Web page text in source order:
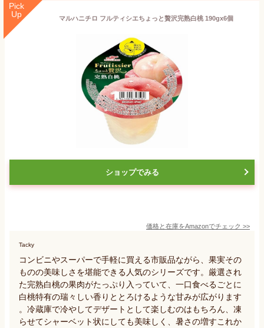
Pick
Up
マルハニチロ フルティシエちょっと贅沢完熟白桃 190gx6個
ショップでみる
価格と在庫をAmazonでチェック >>
Tacky
コンビニやスーパーで手軽に買える市販品ながら、果実その
ものの美味しさを堪能できる人気のシリーズです。厳選され
た完熟白桃の果肉がたっぷり入っていて、一口食べるごとに
白桃特有の瑞々しい香りととろけるような甘みが広がります
。冷蔵庫で冷やしてデザートとして楽しむのはもちろん、凍
らせてシャーベット状にしても美味しく、暑さの増すこれか